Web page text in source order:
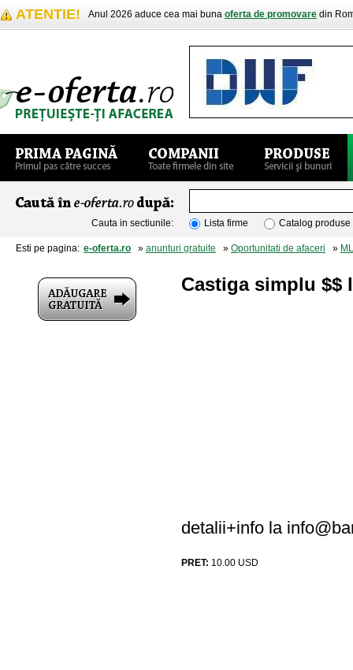
ATENTIE! Anul 2026 aduce cea mai buna oferta de promovare din
Cauta in sectiunile: Lista firme Catalog produse
Esti pe pagina: e-oferta.ro » anunturi gratuite » Oportunitati de afaceri »
Castiga simplu $$
detalii+info la
PRET: 10.00 USD